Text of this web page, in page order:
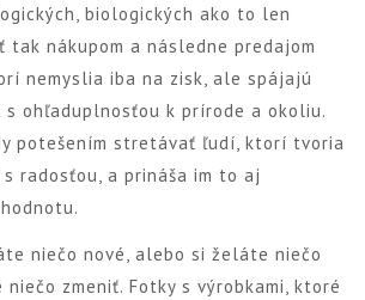
biologických ako to len
tak nákupom a následne predajom
nemyslia iba na zisk, ale spájajú
ohľaduplnosťou k prírode a okoliu.
potešením stretávať ľudí, ktorí tvoria
s radosťou, a prináša im to aj
niečo nové, alebo si želáte niečo
zmeniť. Fotky s výrobkami, ktoré